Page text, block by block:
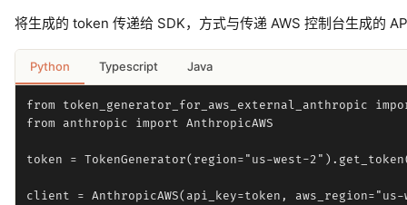
将生成的 token 传递给 SDK，方式与传递 AWS 控制台生成的
Python Typescript Java
from token_generator_for_aws_external_anthropic
from anthropic import AnthropicAWS
token = TokenGenerator(region="us-west-